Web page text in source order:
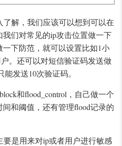
了解，我们应该可以想到可以在
们对常见的ip攻击位置做一下
下防范，就可以设置比如1小
。还可以对短信验证码发送做
发送10次验证码。
和flood_control，自己做一个
和阈值，还有管理flood记录的
要是用来对ip或者用户进行敏感